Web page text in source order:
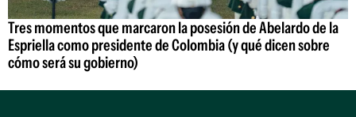
Tres momentos que marcaron la posesión de Abelardo de la
Espriella como presidente de Colombia (y qué dicen sobre
cómo será su gobierno)